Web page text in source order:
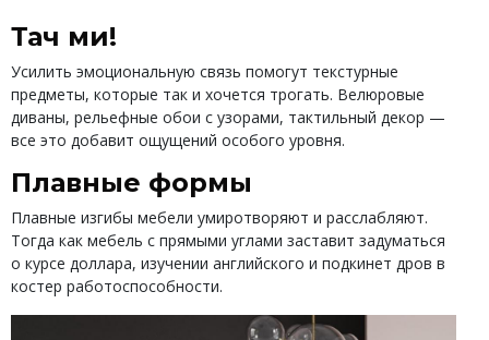
Тач ми!
Усилить эмоциональную связь помогут текстурные
предметы, которые так и хочется трогать. Велюровые
диваны, рельефные обои с узорами, тактильный декор —
все это добавит ощущений особого уровня.
Плавные формы
Плавные изгибы мебели умиротворяют и расслабляют.
Тогда как мебель с прямыми углами заставит задуматься
о курсе доллара, изучении английского и подкинет дров в
костер работоспособности.